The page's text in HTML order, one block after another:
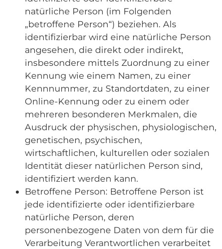
natürliche Person (im Folgenden
„betroffene Person“) beziehen. Als
identifizierbar wird eine natürliche Person
angesehen, die direkt oder indirekt,
insbesondere mittels Zuordnung zu einer
Kennung wie einem Namen, zu einer
Kennnummer, zu Standortdaten, zu einer
Online-Kennung oder zu einem oder
mehreren besonderen Merkmalen, die
Ausdruck der physischen, physiologischen,
genetischen, psychischen,
wirtschaftlichen, kulturellen oder sozialen
Identität dieser natürlichen Person sind,
identifiziert werden kann.
Betroffene Person: Betroffene Person ist
jede identifizierte oder identifizierbare
natürliche Person, deren
personenbezogene Daten von dem für die
Verarbeitung Verantwortlichen verarbeitet